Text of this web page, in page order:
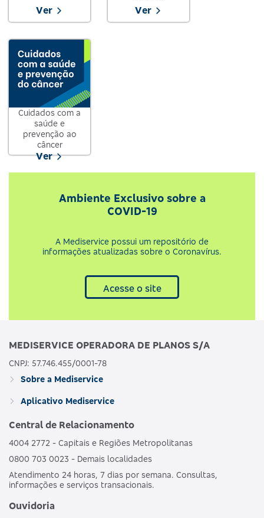
Ver Ver
Cuidados com a
saúde e
prevenção ao
câncer
Ver
Ambiente Exclusivo sobre a
COVID-19
A Mediservice possui um repositório de
informações atualizadas sobre o Coronavírus.
Acesse o site
MEDISERVICE OPERADORA DE PLANOS S/A
CNPJ: 57.746.455/0001-78
Sobre a Mediservice
Aplicativo Mediservice
Central de Relacionamento
4004 2772 - Capitais e Regiões Metropolitanas
0800 703 0023 - Demais localidades
Atendimento 24 horas, 7 dias por semana. Consultas,
informações e serviços transacionais.
Ouvidoria